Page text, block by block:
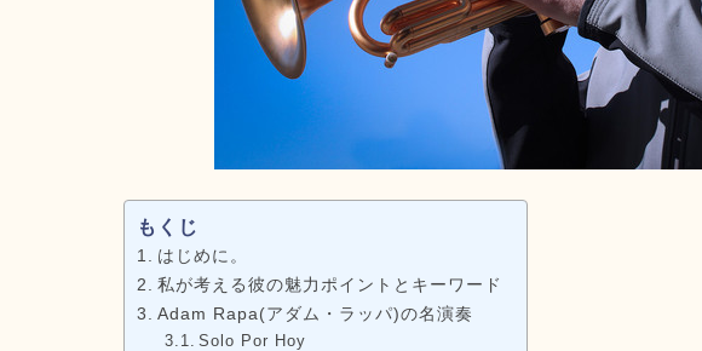
もくじ
はじめに。
私が考える彼の魅力ポイントとキーワード
Adam Rapa(アダム・ラッパ)の名演奏
Solo Por Hoy